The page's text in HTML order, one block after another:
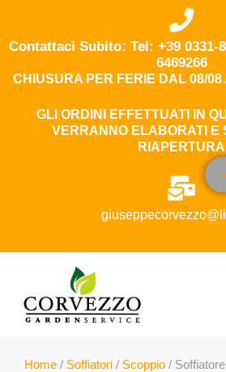
Contattaci Subito: Tel: +39 0331-
6469266
CHIUSURA PER FERIE DAL 08/08
GLI ORDINI EFFETTUATI IN
VERRANNO ELABORATI E
RIAPERTURA
Home / Soffiatori / Scoppio /